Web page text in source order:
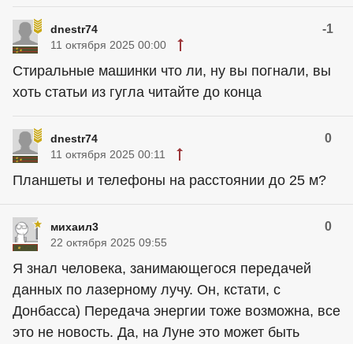
dnestr74 -1
11 октября 2025 00:00
Стиральные машинки что ли, ну вы погнали, вы
хоть статьи из гугла читайте до конца
dnestr74 0
11 октября 2025 00:11
Планшеты и телефоны на расстоянии до 25 м?
михаил3 0
22 октября 2025 09:55
Я знал человека, занимающегося передачей
данных по лазерному лучу. Он, кстати, с
Донбасса) Передача энергии тоже возможна, все
это не новость. Да, на Луне это может быть